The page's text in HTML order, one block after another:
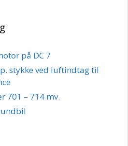
på DC 7
stykke ved luftindtag til
701 – 714 mv.